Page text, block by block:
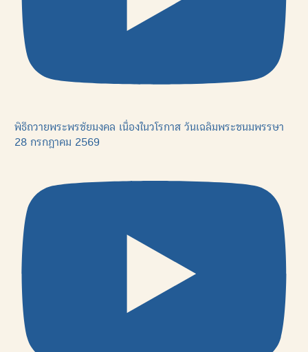
พิธีถวายพระพรชัยมงคล เนื่องในวโรกาส วันเฉลิมพระชนมพรรษา
28 กรกฎาคม 2569